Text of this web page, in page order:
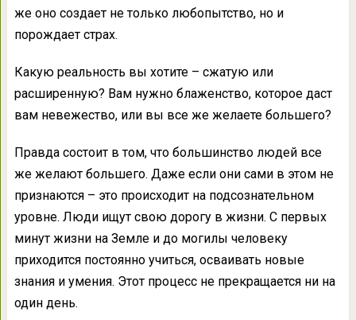
же оно создает не только любопытство, но и
порождает страх.
Какую реальность вы хотите – сжатую или
расширенную? Вам нужно блаженство, которое даст
вам невежество, или вы все же желаете большего?
Правда состоит в том, что большинство людей все
же желают большего. Даже если они сами в этом не
признаются – это происходит на подсознательном
уровне. Люди ищут свою дорогу в жизни. С первых
минут жизни на Земле и до могилы человеку
приходится постоянно учиться, осваивать новые
знания и умения. Этот процесс не прекращается ни на
один день.